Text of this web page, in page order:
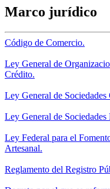
Marco jurídico
Código de Comercio.
Ley General de
Crédito.
Ley General de Sociedades
Ley General de Sociedades
Ley Federal para el
Artesanal.
Reglamento del Registro